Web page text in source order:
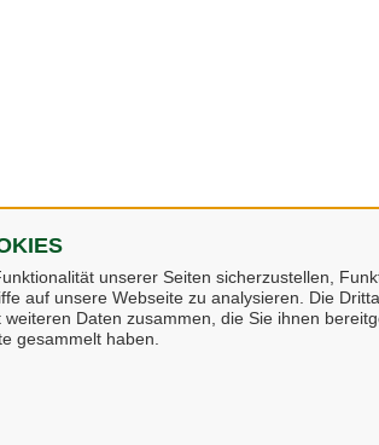
unserer Seiten sicherzustellen,
auf unsere Webseite zu analysieren. Die
Daten zusammen, die Sie ihnen
gesammelt haben.